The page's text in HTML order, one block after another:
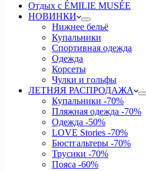
Отдых с ÉMILIE MUSÉE
НОВИНКИ
Нижнее бельё
Купальники
Спортивная одежда
Одежда
Корсеты
Чулки и гольфы
ЛЕТНЯЯ РАСПРОДАЖА
Купальники -70%
Пляжная одежда -70%
Одежда -50%
LOVE Stories -70%
Бюстгальтеры -70%
Трусики -70%
Пояса -60%